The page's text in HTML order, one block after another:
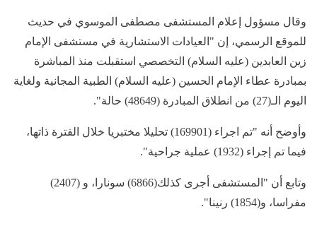
وقال مسؤول إعلام المستشفى مصطفى الموسوي في حديث
للموقع الرسمي، إن "العيادات الاستشارية في مستشفى الإمام
زين العابدين (عليه السلام) التخصصي استقبلت منذ المباشرة
بمبادرة عطاء الإمام الحسين (عليه السلام) الطبية المجانية ولغاية
اليوم الـ(27) من انطلاق المبادرة (48649) حالة".
وأوضح أنه "تم اجراء (169901) تحليلا مختبريا خلال الفترة ذاتها،
فيما تم إجراء (1932) عملية جراحية".
وتابع أن "المستشفى أجرى كذلك(6866) سونارا، و (2407)
مفراسا، و(1854) رنينا".